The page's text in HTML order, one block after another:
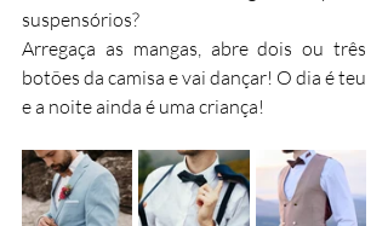
suspensórios?
Arregaça as mangas, abre dois ou três
botões da camisa e vai dançar! O dia é teu
e a noite ainda é uma criança!